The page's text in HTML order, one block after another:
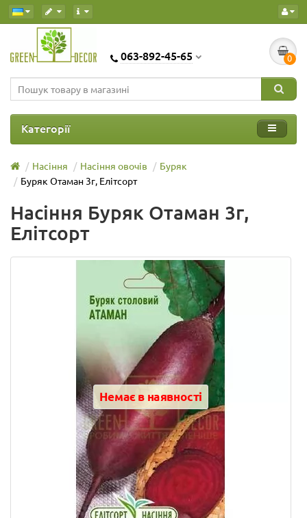
063-892-45-65 0
Категорії
Насіння Насіння овочів
Буряк
Буряк Отаман 3г, Елітсорт
Насіння Буряк Отаман 3г,
Елітсорт
Немає в наявності